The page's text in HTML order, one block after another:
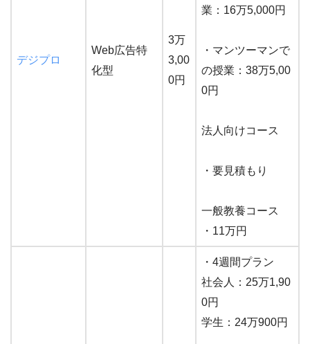
デジプロ
Web広告特
化型
3万
3,00
0円
業：16万5,000円
・マンツーマンで
の授業：38万5,00
0円
法人向けコース
・要見積もり
一般教養コース
・11万円
・4週間プラン
社会人：25万1,90
0円
学生：24万900円